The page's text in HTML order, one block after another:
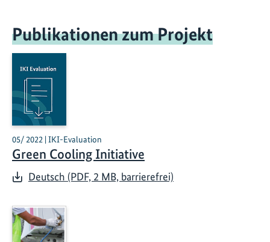
Publikationen zum Projekt
05/ 2022 | IKI-Evaluation
Green Cooling Initiative
Deutsch (PDF, 2 MB, barrierefrei)